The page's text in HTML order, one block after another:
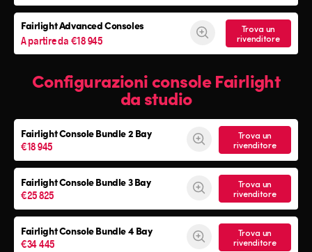
Fairlight Advanced Consoles
A partire da €18 945
Trova un
rivenditore
Configurazioni console Fairlight
da studio
Fairlight ConsoleBundle 2 Bay
€18 945
Trova un
rivenditore
Fairlight ConsoleBundle 3 Bay
€25 825
Trova un
rivenditore
Fairlight ConsoleBundle 4 Bay
€34 445
Trova un
rivenditore